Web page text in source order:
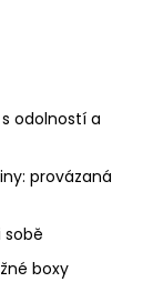
odolností a
provázaná
sobě
boxy